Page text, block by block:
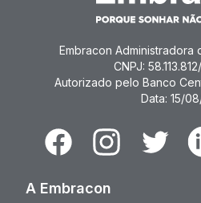
Embracon Administradora
CNPJ:
Autorizado pelo Banco
Data: 15/
FacebookInstagramTwitter
A Embracon